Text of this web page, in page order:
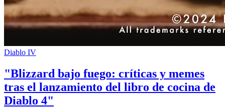
Diablo IV
"Blizzard bajo fuego: críticas y memes
tras el lanzamiento del libro de cocina de
Diablo 4"